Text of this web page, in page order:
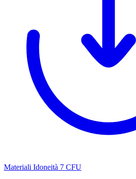
Materiali Idoneità 7 CFU